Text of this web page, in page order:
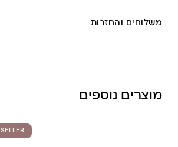
משלוחים והחזרות
איסוף עצמי מהסטודיו- ללא עלות
מוצרים נוספים